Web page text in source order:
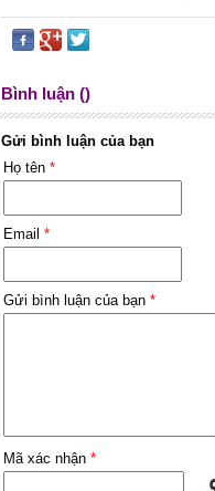
Bình luận ()
Gửi bình luận của bạn
Họ tên*
Email*
Gửi bình luận của bạn*
Mã xác nhận*